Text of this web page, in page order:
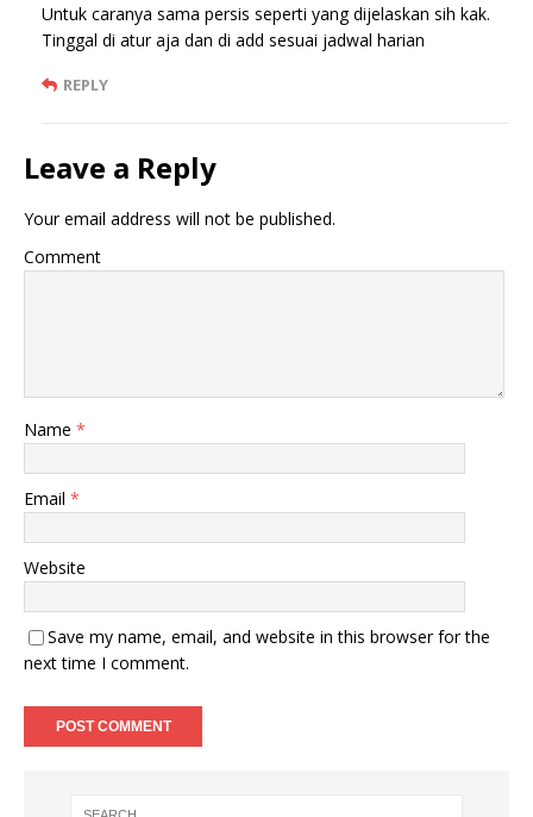
Untuk caranya sama persis seperti yang dijelaskan sih kak.
Tinggal di atur aja dan di add sesuai jadwal harian
REPLY
Leave a Reply
Your email address will not be published.
Comment
Name *
Email *
Website
Save my name, email, and website in this browser for the
next time I comment.